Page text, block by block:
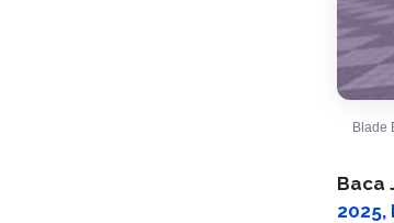
Blade
Baca
2025,